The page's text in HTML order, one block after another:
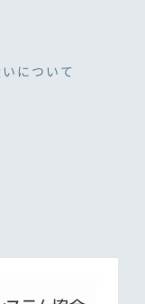
について